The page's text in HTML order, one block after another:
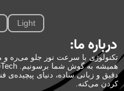
Light
درباره ما:
تکنولوژی با سرعت نور جلو می‌ره و
دقیق و زبانی ساده، دنیای پیچیده‌ی
کردن می‌کنه.